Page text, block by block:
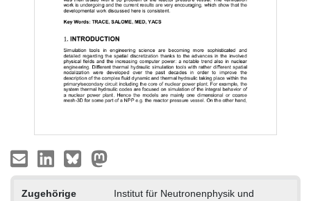
Zugehörige
Institut für Neutronenphysik und